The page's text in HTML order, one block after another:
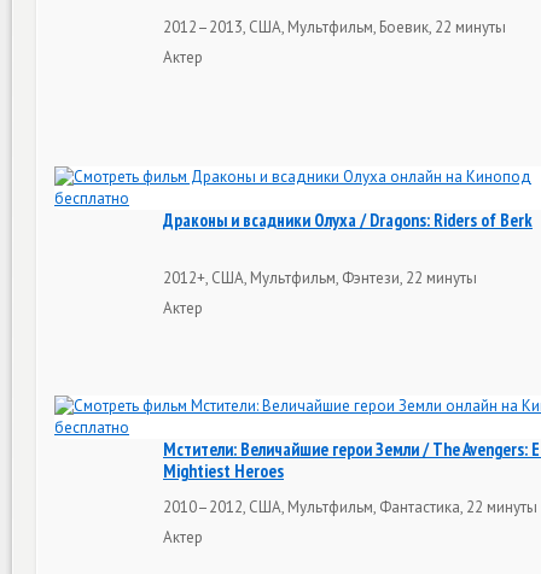
2012–2013, США, Мультфильм, Боевик, 22 минуты
Актер
Драконы и всадники Олуха / Dragons: Riders of Berk
2012+, США, Мультфильм, Фэнтези, 22 минуты
Актер
Мстители: Величайшие герои Земли / The Avengers:
Mightiest Heroes
2010–2012, США, Мультфильм, Фантастика, 22 минуты
Актер